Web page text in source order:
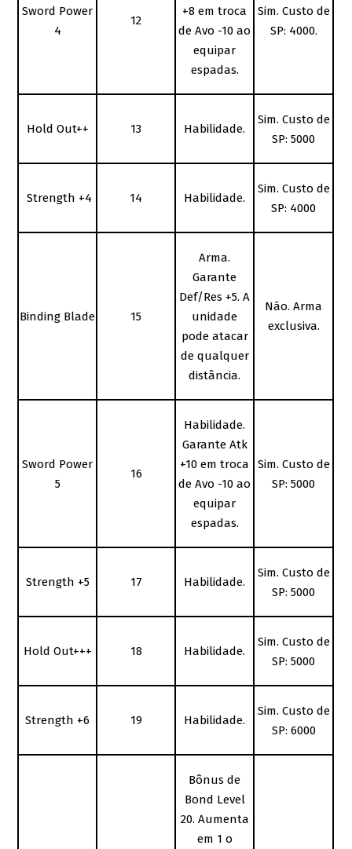
Sword Power
4
12
+8 em troca
de Avo -10 ao
equipar
espadas.
Sim. Custo de
SP: 4000.
Hold Out++ 13 Habilidade.
Sim. Custo de
SP: 5000
Strength +4 14 Habilidade.
Sim. Custo de
SP: 4000
Binding Blade 15
Arma.
Garante
Def/Res +5. A
unidade
pode atacar
de qualquer
distância.
Não. Arma
exclusiva.
Sword Power
5
16
Habilidade.
Garante Atk
+10 em troca
de Avo -10 ao
equipar
espadas.
Sim. Custo de
SP: 5000
Strength +5 17 Habilidade.
Sim. Custo de
SP: 5000
Hold Out+++ 18 Habilidade.
Sim. Custo de
SP: 5000
Strength +6 19 Habilidade.
Sim. Custo de
SP: 6000
Bônus de
Bond Level
20. Aumenta
em 1 o